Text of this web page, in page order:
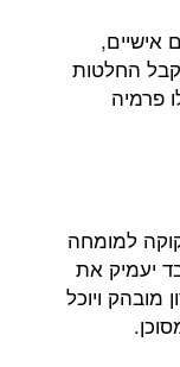
אישיים,
החלטות
פרמיה
למומחה
יעמיק את
מובהק ויוכל